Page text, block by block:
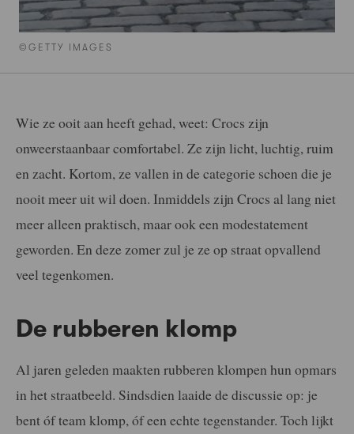
©GETTY IMAGES
Wie ze ooit aan heeft gehad, weet: Crocs zijn
onweerstaanbaar comfortabel. Ze zijn licht, luchtig, ruim
en zacht. Kortom, ze vallen in de categorie schoen die je
nooit meer uit wil doen. Inmiddels zijn Crocs al lang niet
meer alleen praktisch, maar ook een modestatement
geworden. En deze zomer zul je ze op straat opvallend
veel tegenkomen.
De rubberen klomp
Al jaren geleden maakten rubberen klompen hun opmars
in het straatbeeld. Sindsdien laaide de discussie op: je
bent óf team klomp, óf een echte tegenstander. Toch lijkt